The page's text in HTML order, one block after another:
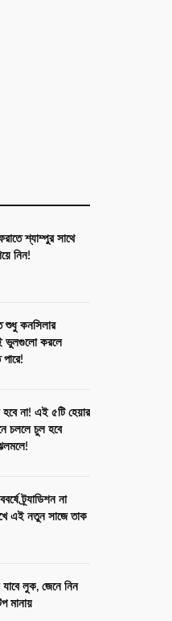
শ্যাম্পুর সাথে
নিন!
শুধু কনসিলার
ভুলগুলো করলে
না! এই ৫টি হেয়ার
চললে চুল হবে
ট্র্যাডিশন না
এই নতুন সাজে তাক
লুক, জেনে নিন
মানায়